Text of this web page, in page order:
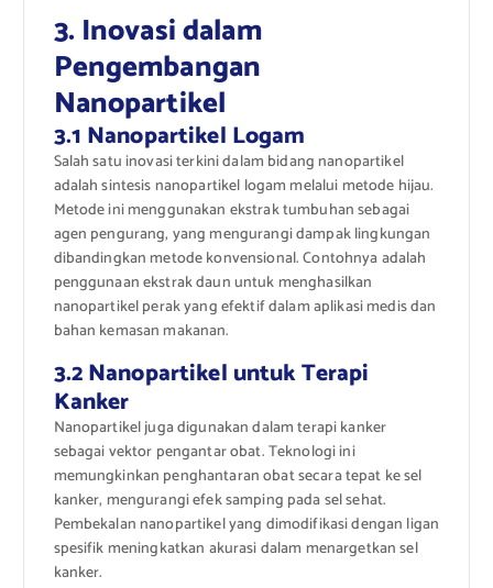
3. Inovasi dalam
Pengembangan
Nanopartikel
3.1 Nanopartikel Logam
Salah satu inovasi terkini dalam bidang nanopartikel
adalah sintesis nanopartikel logam melalui metode hijau.
Metode ini menggunakan ekstrak tumbuhan sebagai
agen pengurang, yang mengurangi dampak lingkungan
dibandingkan metode konvensional. Contohnya adalah
penggunaan ekstrak daun untuk menghasilkan
nanopartikel perak yang efektif dalam aplikasi medis dan
bahan kemasan makanan.
3.2 Nanopartikel untuk Terapi
Kanker
Nanopartikel juga digunakan dalam terapi kanker
sebagai vektor pengantar obat. Teknologi ini
memungkinkan penghantaran obat secara tepat ke sel
kanker, mengurangi efek samping pada sel sehat.
Pembekalan nanopartikel yang dimodifikasi dengan ligan
spesifik meningkatkan akurasi dalam menargetkan sel
kanker.